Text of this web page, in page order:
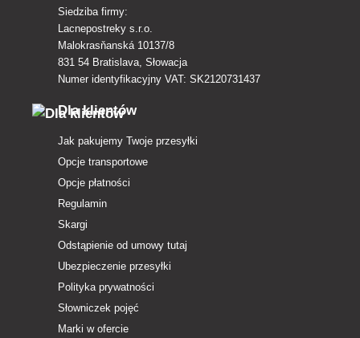
Siedziba firmy:
Lacnepostreky s.r.o.
Malokrasňanská 10137/8
831 54 Bratislava, Słowacja
Numer identyfikacyjny VAT: SK2120731437
Dla klientów
Jak pakujemy Twoje przesyłki
Opcje transportowe
Opcje płatności
Regulamin
Skargi
Odstąpienie od umowy tutaj
Ubezpieczenie przesyłki
Polityka prywatności
Słowniczek pojęć
Marki w ofercie